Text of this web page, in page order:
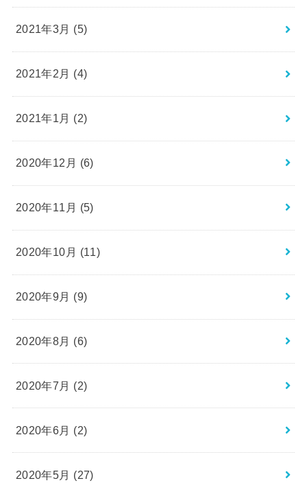
2021年3月 (5)
2021年2月 (4)
2021年1月 (2)
2020年12月 (6)
2020年11月 (5)
2020年10月 (11)
2020年9月 (9)
2020年8月 (6)
2020年7月 (2)
2020年6月 (2)
2020年5月 (27)